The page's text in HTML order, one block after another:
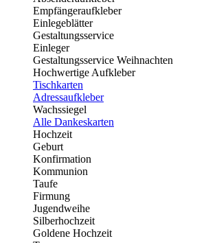
Empfängeraufkleber
Einlegeblätter
Gestaltungsservice
Einleger
Gestaltungsservice Weihnachten
Hochwertige Aufkleber
Tischkarten
Adressaufkleber
Wachssiegel
Alle Dankeskarten
Hochzeit
Geburt
Konfirmation
Kommunion
Taufe
Firmung
Jugendweihe
Silberhochzeit
Goldene Hochzeit